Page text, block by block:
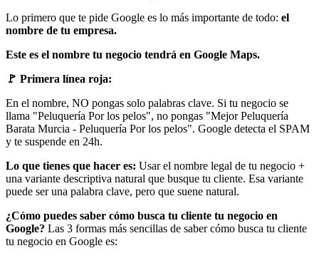
Lo primero que te pide Google es lo más importante de todo: el
nombre de tu empresa.
Este es el nombre tu negocio tendrá en Google Maps.
🚩 Primera línea roja:
En el nombre, NO pongas solo palabras clave. Si tu negocio se
llama "Peluquería Por los pelos", no pongas "Mejor Peluquería
Barata Murcia - Peluquería Por los pelos". Google detecta el SPAM
y te suspende en 24h.
Lo que tienes que hacer es: Usar el nombre legal de tu negocio +
una variante descriptiva natural que busque tu cliente. Esa variante
puede ser una palabra clave, pero que suene natural.
¿Cómo puedes saber cómo busca tu cliente tu negocio en
Google? Las 3 formas más sencillas de saber cómo busca tu cliente
tu negocio en Google es: